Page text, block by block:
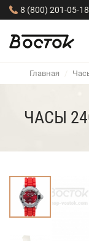
8 (800) 201-05-18
Главная /
ЧАСЫ